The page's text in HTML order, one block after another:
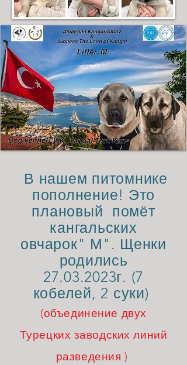
В нашем питомнике
пополнение! Это
плановый помёт
кангальских
овчарок" М". Щенки
родились
27.03.2023г. (7
кобелей, 2 суки)
(объединение двух
Турецких заводских линий
разведения )